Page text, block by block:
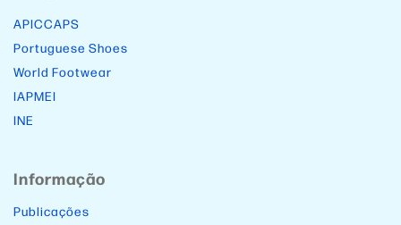
APICCAPS
Portuguese Shoes
World Footwear
IAPMEI
INE
Informação
Publicações